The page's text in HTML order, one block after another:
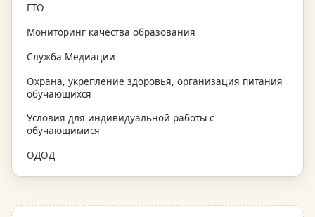
ГТО
Мониторинг качества образования
Служба Медиации
Охрана, укрепление здоровья, организация питания
обучающихся
Условия для индивидуальной работы с
обучающимися
ОДОД